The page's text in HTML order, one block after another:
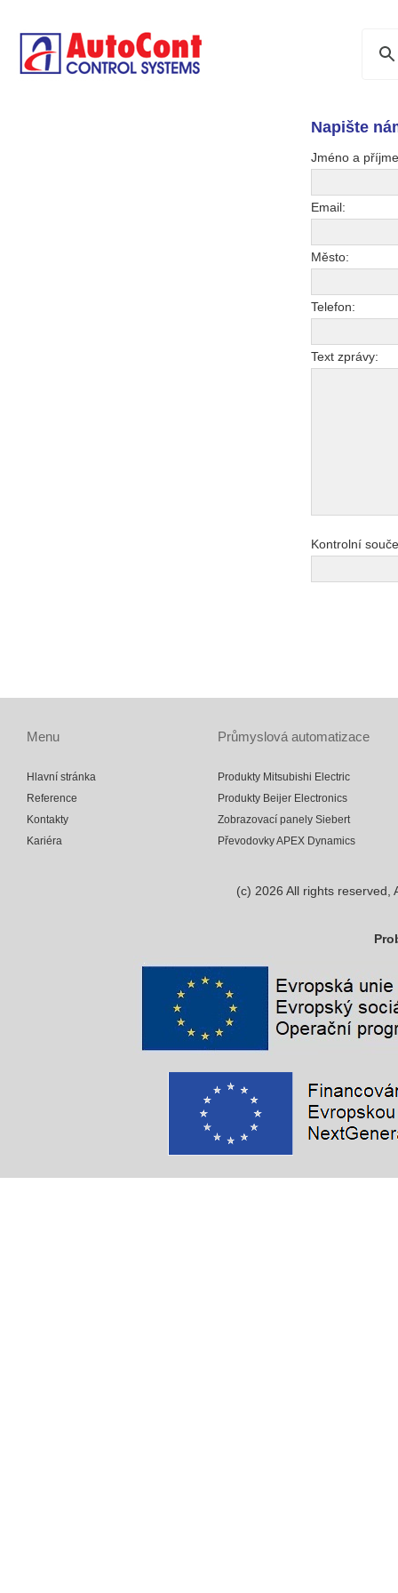
Napište
Jméno a
Email:
Město:
Telefon:
Text zprávy:
Kontrolní
Menu
Hlavní stránka
Reference
Kontakty
Kariéra
Průmyslová automatizace
Produkty Mitsubishi Electric
Produkty Beijer Electronics
Zobrazovací panely Siebert
Převodovky APEX Dynamics
(c) 2026 All rights reserved,